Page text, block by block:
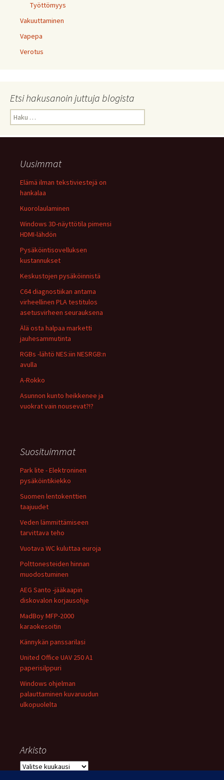
Työttömyys
Vakuuttaminen
Vapepa
Verotus
Etsi hakusanoin juttuja blogista
Haku:
Uusimmat
Elämä ilman tekstiviestejä on
hankalaa
Kuorolaulaminen
Windows 3D-näyttötila pimensi
HDMI-lähdön
Pysäköintisovelluksen
kustannukset
Keskustojen pysäköinnistä
C64 diagnostiikan antama
virheellinen PLA testitulos
asetusvirheen seurauksena
Älä osta halpaa marketti
jauhesammutinta
RGBs -lähtö NES:iin NESRGB:n
avulla
A-Rokko
Asunnon kunto heikkenee ja
vuokrat vain nousevat?!?
Suosituimmat
Park lite - Elektroninen
pysäköintikiekko
Suomen lentokenttien
taajuudet
Veden lämmittämiseen
tarvittava teho
Vuotava WC kuluttaa euroja
Polttonesteiden hinnan
muodostuminen
AEG Santo -jääkaapin
diskovalon korjausohje
MadBoy MFP-2000
karaokesoitin
Kännykän panssarilasi
United Office UAV 250 A1
paperisilppuri
Windows ohjelman
palauttaminen kuvaruudun
ulkopuolelta
Arkisto
Arkisto